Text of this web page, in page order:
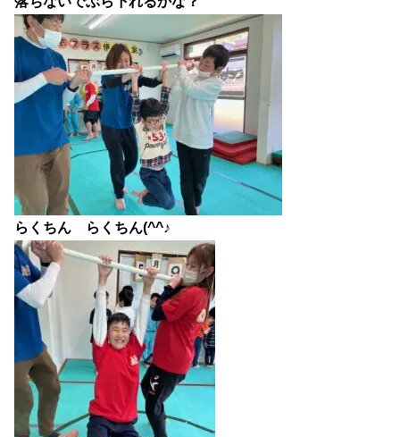
らくちん らくちん(^^♪